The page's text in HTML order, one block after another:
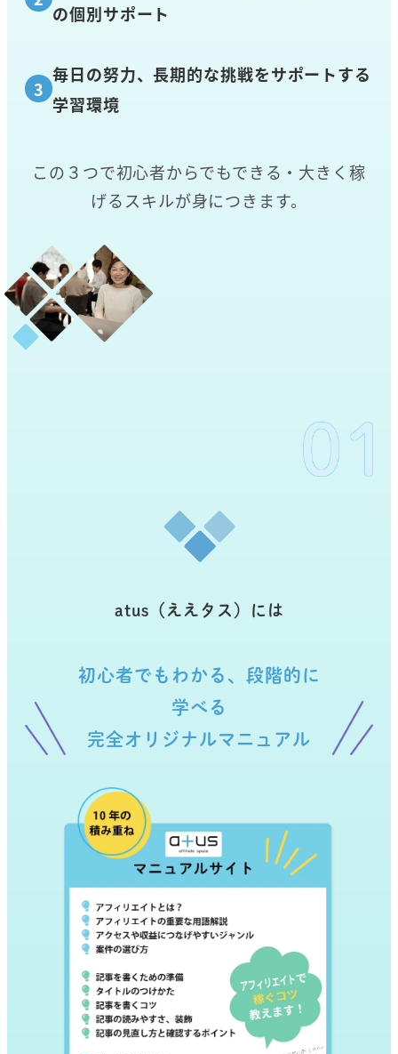
の個別サポート
毎日の努力、長期的な挑戦をサポートする
学習環境
この３つで初心者からでもできる・大きく稼
げるスキルが身につきます。
atus（ええタス）には
初心者でもわかる、段階的に
学べる
完全オリジナルマニュアル